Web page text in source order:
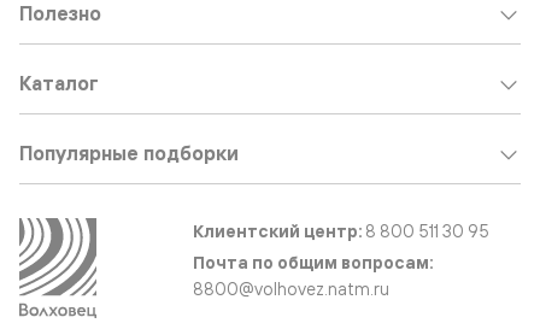
Полезно
Каталог
Популярные подборки
Клиентский центр: 8 800 511 30 95
Почта по общим вопросам:
8800@volhovez.natm.ru